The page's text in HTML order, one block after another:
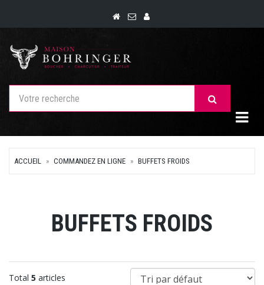
ACCUEIL COMMANDEZ EN LIGNE BUFFETS FROIDS
BUFFETS FROIDS
Total 5 articles